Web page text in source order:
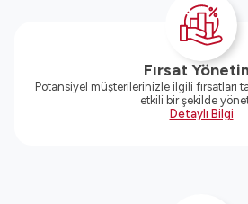
Fırsat
Potansiyel müşterilerinizle ilgili fırsatları
etkili bir şekilde
Detaylı Bilgi